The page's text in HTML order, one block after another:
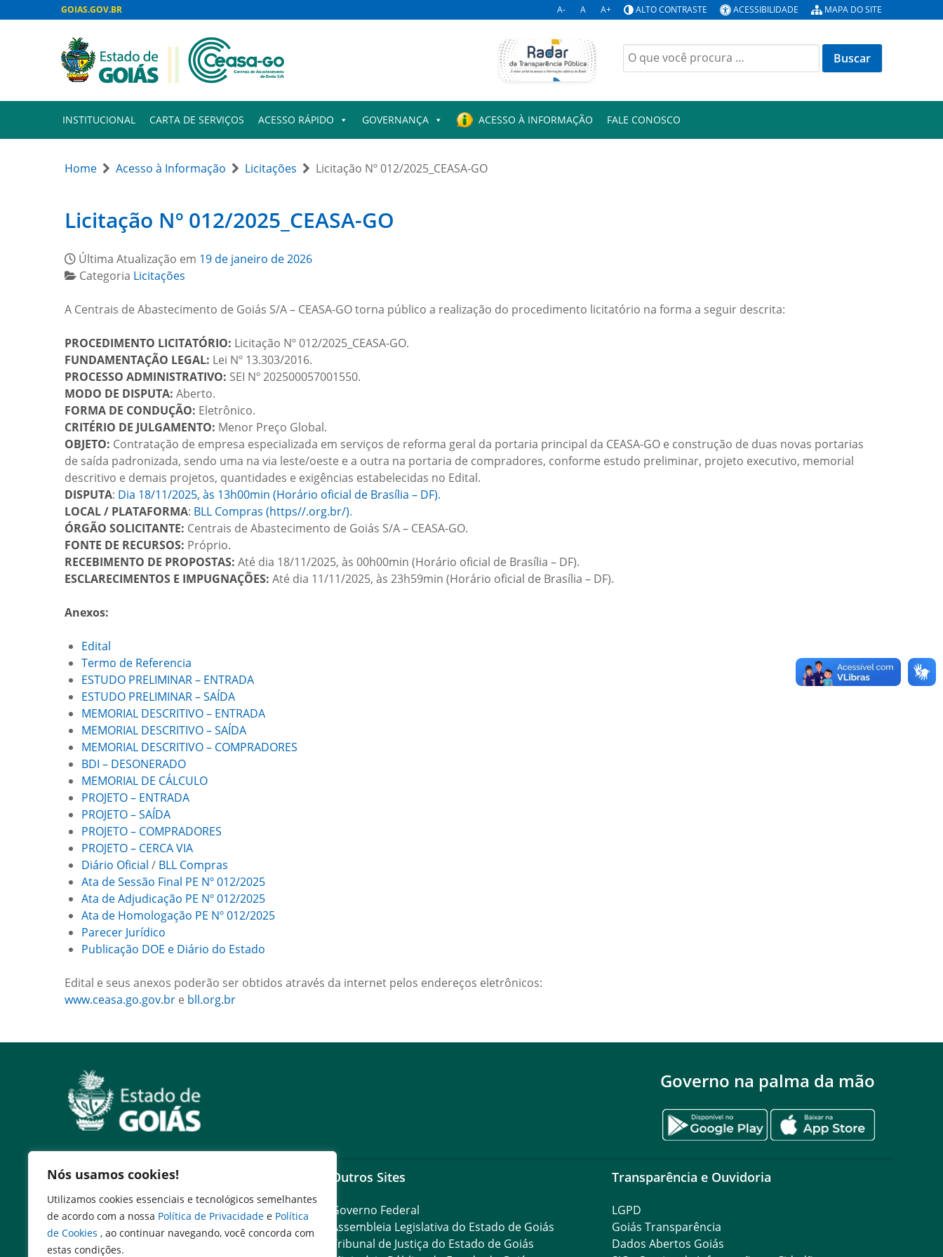
Nós usamos cookies!
Utilizamos cookies essenciais e tecnológicos semelhantes
de acordo com a nossa Política de Privacidade e Política
de Cookies , ao continuar navegando, você concorda com
estas condições.
GOIAS.GOV.BR A- A A+ ALTO CONTRASTE ACESSIBILIDADE MAPA DO SITE
Buscar
por:
INSTITUCIONAL CARTA DE SERVIÇOS ACESSO RÁPIDO GOVERNANÇA ACESSO À INFORMAÇÃO FALE CONOSCO
Home Acesso à Informação Licitações Licitação Nº 012/2025_CEASA-GO
Licitação Nº 012/2025_CEASA-GO
Última Atualização em 19 de janeiro de 2026
Categoria Licitações
A Centrais de Abastecimento de Goiás S/A – CEASA-GO torna público a realização do procedimento licitatório na forma a seguir descrita:
PROCEDIMENTO LICITATÓRIO: Licitação Nº 012/2025_CEASA-GO.
FUNDAMENTAÇÃO LEGAL: Lei Nº 13.303/2016.
PROCESSO ADMINISTRATIVO: SEI Nº 202500057001550.
MODO DE DISPUTA: Aberto.
FORMA DE CONDUÇÃO: Eletrônico.
CRITÉRIO DE JULGAMENTO: Menor Preço Global.
OBJETO: Contratação de empresa especializada em serviços de reforma geral da portaria principal da CEASA-GO e construção de duas novas portarias
de saída padronizada, sendo uma na via leste/oeste e a outra na portaria de compradores, conforme estudo preliminar, projeto executivo, memorial
descritivo e demais projetos, quantidades e exigências estabelecidas no Edital.
DISPUTA: Dia 18/11/2025, às 13h00min (Horário oficial de Brasília – DF).
LOCAL / PLATAFORMA: BLL Compras (https//.org.br/).
ÓRGÃO SOLICITANTE: Centrais de Abastecimento de Goiás S/A – CEASA-GO.
FONTE DE RECURSOS: Próprio.
RECEBIMENTO DE PROPOSTAS: Até dia 18/11/2025, às 00h00min (Horário oficial de Brasília – DF).
ESCLARECIMENTOS E IMPUGNAÇÕES: Até dia 11/11/2025, às 23h59min (Horário oficial de Brasília – DF).
Anexos:
Edital
Termo de Referencia
ESTUDO PRELIMINAR – ENTRADA
ESTUDO PRELIMINAR – SAÍDA
MEMORIAL DESCRITIVO – ENTRADA
MEMORIAL DESCRITIVO – SAÍDA
MEMORIAL DESCRITIVO – COMPRADORES
BDI – DESONERADO
MEMORIAL DE CÁLCULO
PROJETO – ENTRADA
PROJETO – SAÍDA
PROJETO – COMPRADORES
PROJETO – CERCA VIA
Diário Oficial / BLL Compras
Ata de Sessão Final PE Nº 012/2025
Ata de Adjudicação PE Nº 012/2025
Ata de Homologação PE Nº 012/2025
Parecer Jurídico
Publicação DOE e Diário do Estado
Edital e seus anexos poderão ser obtidos através da internet pelos endereços eletrônicos:
www.ceasa.go.gov.br e bll.org.br
Governo na palma da mão
Serviços
Expresso Goiás
Expresso Aplicações
Expresso Servidor
Outros Sites
Governo Federal
Assembleia Legislativa do Estado de Goiás
Tribunal de Justiça do Estado de Goiás
Transparência e Ouvidoria
LGPD
Goiás Transparência
Dados Abertos Goiás